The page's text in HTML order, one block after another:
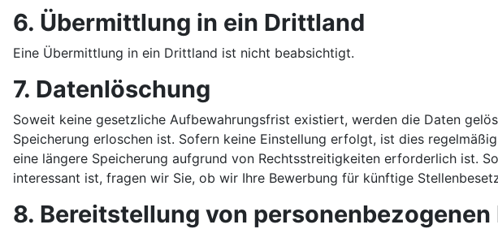
6. Übermittlung in ein Drittland
Eine Übermittlung in ein Drittland ist nicht beabsichtigt.
7. Datenlöschung
Soweit keine gesetzliche Aufbewahrungsfrist existiert, werden die Daten
Speicherung erloschen ist. Sofern keine Einstellung erfolgt, ist dies
eine längere Speicherung aufgrund von Rechtsstreitigkeiten erforderlich ist.
interessant ist, fragen wir Sie, ob wir Ihre Bewerbung für künftige
8. Bereitstellung von